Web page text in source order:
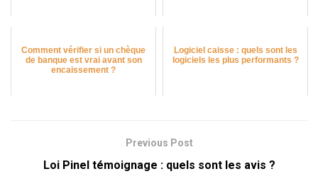
Comment vérifier si un chèque
de banque est vrai avant son
encaissement ?
Logiciel caisse : quels sont les
logiciels les plus performants ?
Previous Post
Loi Pinel témoignage : quels sont les avis ?